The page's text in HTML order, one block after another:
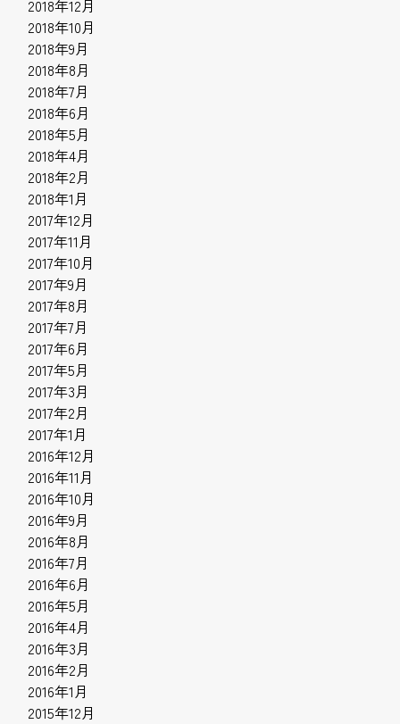
2018年12月
2018年10月
2018年9月
2018年8月
2018年7月
2018年6月
2018年5月
2018年4月
2018年2月
2018年1月
2017年12月
2017年11月
2017年10月
2017年9月
2017年8月
2017年7月
2017年6月
2017年5月
2017年3月
2017年2月
2017年1月
2016年12月
2016年11月
2016年10月
2016年9月
2016年8月
2016年7月
2016年6月
2016年5月
2016年4月
2016年3月
2016年2月
2016年1月
2015年12月